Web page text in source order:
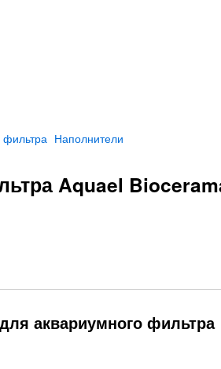
фильтра Наполнители
Aquael
аквариумного фильтра